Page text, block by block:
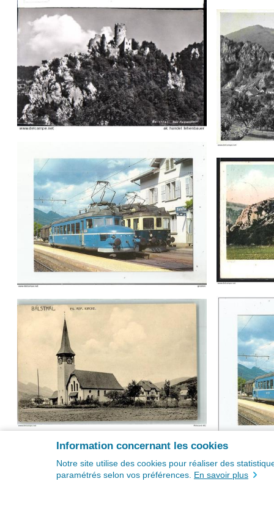
Information concernant les cookies
Notre site utilise des cookies pour réaliser des
paramétrés selon vos préférences. En savoir plus